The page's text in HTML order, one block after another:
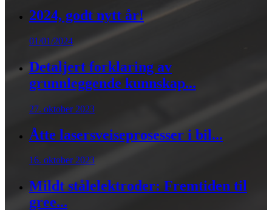
2024, godt nytt år!
01/01/2024
Detaljert forklaring av
grunnleggende kunnskap...
27. oktober 2023
Åtte lasersveiseprosesser i bil...
16. oktober 2023
Mildt stålelektroder: Fremtiden til
gree...